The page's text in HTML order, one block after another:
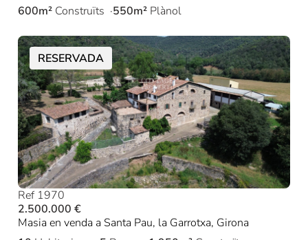
600m² Construïts 550m² Plànol
RESERVADA
Ref 1970
2.500.000 €
Masia en venda a Santa Pau, la Garrotxa, Girona